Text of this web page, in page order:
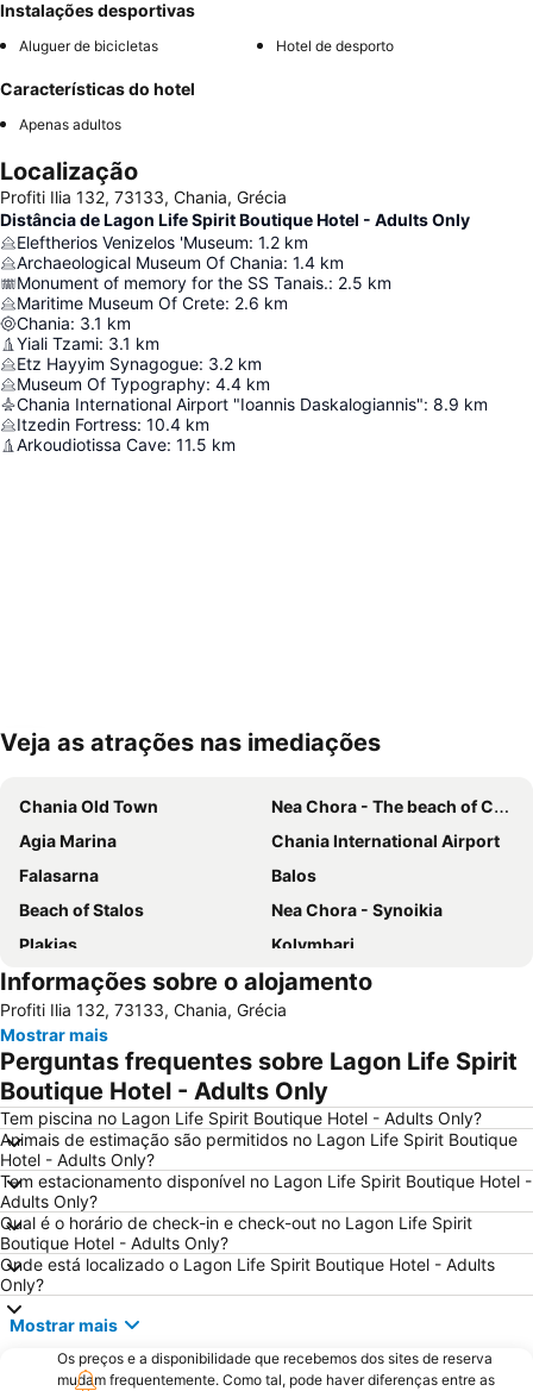
Instalações desportivas
Aluguer de bicicletas Hotel de desporto
Características do hotel
Apenas adultos
Localização
Profiti Ilia 132, 73133, Chania, Grécia
Distância de Lagon Life Spirit Boutique Hotel - Adults Only
Eleftherios Venizelos 'Museum: 1.2 km
Archaeological Museum Of Chania: 1.4 km
Monument of memory for the SS Tanais.: 2.5 km
Maritime Museum Of Crete: 2.6 km
Chania: 3.1 km
Yiali Tzami: 3.1 km
Etz Hayyim Synagogue: 3.2 km
Museum Of Typography: 4.4 km
Chania International Airport "Ioannis Daskalogiannis": 8.9 km
Itzedin Fortress: 10.4 km
Arkoudiotissa Cave: 11.5 km
Ampliar mapa
Veja as atrações nas imediações
Chania Old Town
Nea Chora - The beach of Chania
Agia Marina
Chania International Airport
Falasarna
Balos
Beach of Stalos
Nea Chora - Synoikia
Plakias
Kolymbari
Lissos
Halepa
Beach of Maleme
Kavros
Rethymnon Τown Beach
Dikastiria
Pahiana
Almyrida
Georgioupolis
Lake Kournas
Kissamos Port
Agii Apostoli
Giaourtoplimmira
Kiani Akti
Vamos Traditional Village
Topolia Gorge
741 00
Informações sobre o alojamento
Profiti Ilia 132, 73133, Chania, Grécia
Mostrar mais
Perguntas frequentes sobre Lagon Life Spirit
Boutique Hotel - Adults Only
Tem piscina no Lagon Life Spirit Boutique Hotel - Adults Only?
Animais de estimação são permitidos no Lagon Life Spirit Boutique
Hotel - Adults Only?
Tem estacionamento disponível no Lagon Life Spirit Boutique Hotel -
Adults Only?
Qual é o horário de check-in e check-out no Lagon Life Spirit
Boutique Hotel - Adults Only?
Onde está localizado o Lagon Life Spirit Boutique Hotel - Adults
Only?
Mostrar mais
Os preços e a disponibilidade que recebemos dos sites de reserva
mudam frequentemente. Como tal, pode haver diferenças entre as